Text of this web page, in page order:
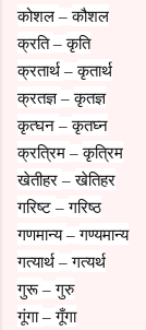
कोशल –कौशल
क्रति–कृति
क्रतार्थ –कृतार्थ
क्रतज्ञ–कृतज्ञ
कृत्घन –कृतघ्न
क्रत्रिम –कृत्रिम
खेतीहर –खेतिहर
गरिष्ट –गरिष्ठ
गणमान्य–गण्यमान्य
गत्यार्थ –गत्यर्थ
गुरू –गुरु
गूंगा–गूँगा